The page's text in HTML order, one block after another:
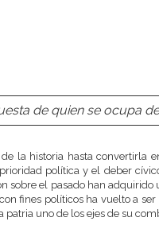
de quien se ocupa
la historia hasta convertirla
política y el deber
sobre el pasado han
fines políticos ha vuelto a
uno de los ejes de su